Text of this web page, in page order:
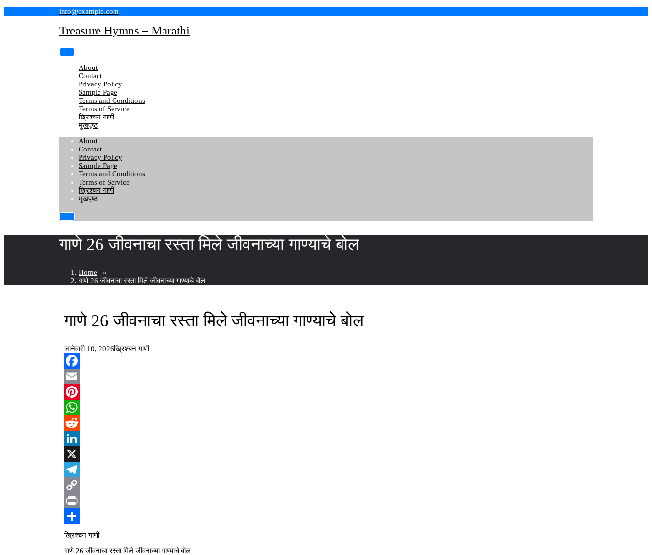
info@example.com
Treasure Hymns – Marathi
About
Contact
Privacy Policy
Sample Page
Terms and Conditions
Terms of Service
ख्रिश्चन गाणी
मुखपृष्ठ
About
Contact
Privacy Policy
Sample Page
Terms and Conditions
Terms of Service
ख्रिश्चन गाणी
मुखपृष्ठ
गाणे 26 जीवनाचा रस्ता मिले जीवनाच्या गाण्याचे बोल
Home »
गाणे 26 जीवनाचा रस्ता मिले जीवनाच्या गाण्याचे बोल
गाणे 26 जीवनाचा रस्ता मिले जीवनाच्या गाण्याचे बोल
जानेवारी 10, 2026ख्रिश्चन गाणी
Facebook
Email
Pinterest
WhatsApp
Reddit
LinkedIn
X
Telegram
Copy
Link
Print
Share
ख्रिश्चन गाणी
गाणे 26 जीवनाचा रस्ता मिले जीवनाच्या गाण्याचे बोल